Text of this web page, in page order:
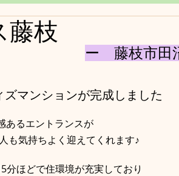
藤枝
ー　藤枝市田
マンションが完成しました
あるエントランスが
も気持ちよく迎えてくれます♪
分ほどで住環境が充実しており